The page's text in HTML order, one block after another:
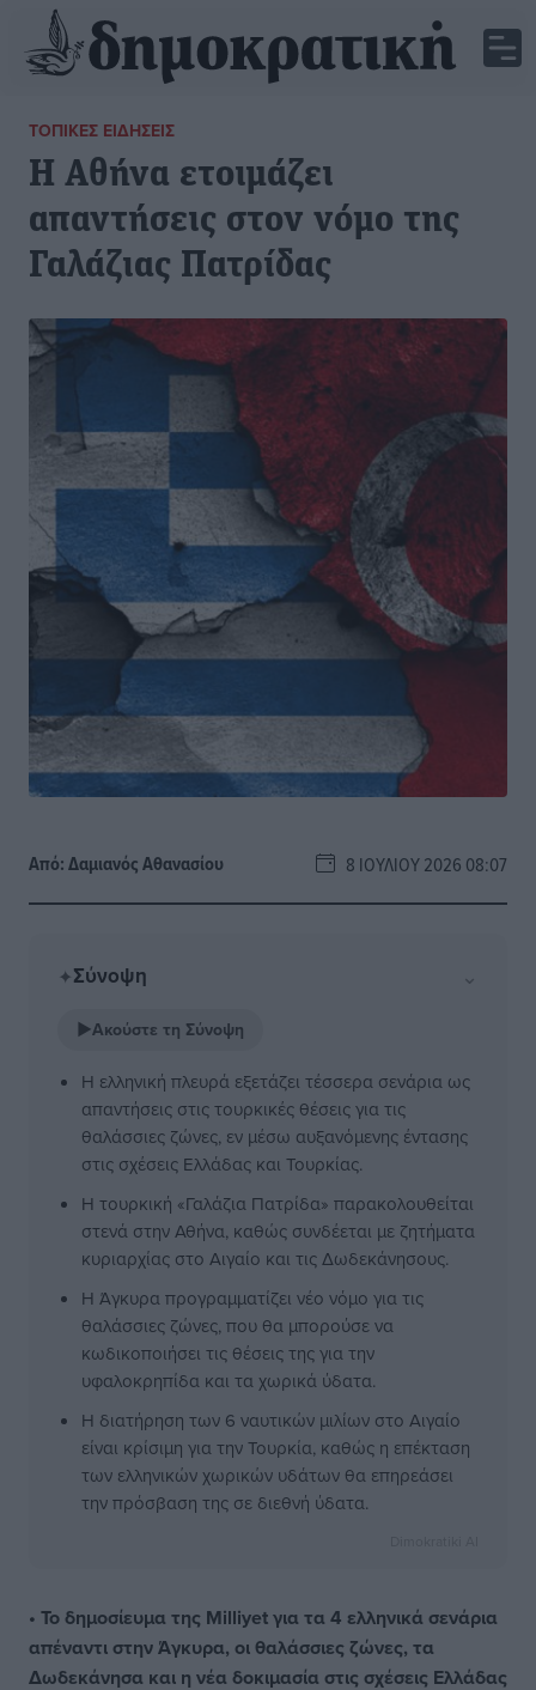
ΤΟΠΙΚΈΣ ΕΙΔΉΣΕΙΣ
Η Αθήνα ετοιμάζει
απαντήσεις στον νόμο της
Γαλάζιας Πατρίδας
Από:Δαμιανός Αθανασίου 8 ΙΟΥΛΊΟΥ 2026 08:07
✦Σύνοψη ⌄
▶Ακούστε τη Σύνοψη
Η ελληνική πλευρά εξετάζει τέσσερα σενάρια ως
απαντήσεις στις τουρκικές θέσεις για τις
θαλάσσιες ζώνες, εν μέσω αυξανόμενης έντασης
στις σχέσεις Ελλάδας και Τουρκίας.
Η τουρκική «Γαλάζια Πατρίδα» παρακολουθείται
στενά στην Αθήνα, καθώς συνδέεται με ζητήματα
κυριαρχίας στο Αιγαίο και τις Δωδεκάνησους.
Η Άγκυρα προγραμματίζει νέο νόμο για τις
θαλάσσιες ζώνες, που θα μπορούσε να
κωδικοποιήσει τις θέσεις της για την
υφαλοκρηπίδα και τα χωρικά ύδατα.
Η διατήρηση των 6 ναυτικών μιλίων στο Αιγαίο
είναι κρίσιμη για την Τουρκία, καθώς η επέκταση
των ελληνικών χωρικών υδάτων θα επηρεάσει
την πρόσβαση της σε διεθνή ύδατα.
• Το δημοσίευμα της Milliyet για τα 4 ελληνικά σενάρια
απέναντι στην Άγκυρα, οι θαλάσσιες ζώνες, τα
Δωδεκάνησα και η νέα δοκιμασία στις σχέσεις Ελλάδας